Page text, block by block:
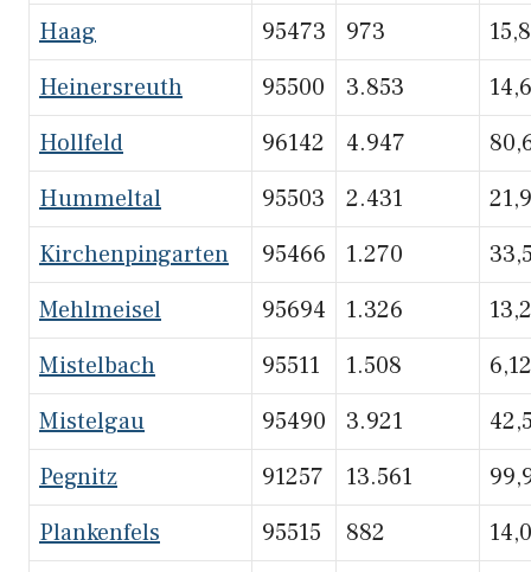
Haag
95473 973
Heinersreuth
95500 3.853
Hollfeld
96142 4.947
Hummeltal
95503 2.431
Kirchenpingarten
95466 1.270
Mehlmeisel
95694 1.326
Mistelbach
95511 1.508
6,12
Mistelgau
95490 3.921
Pegnitz
91257 13.561
Plankenfels
95515 882